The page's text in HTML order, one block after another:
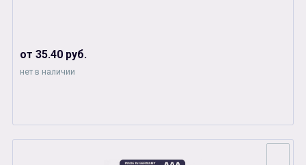
от 35.40 руб.
нет в наличии